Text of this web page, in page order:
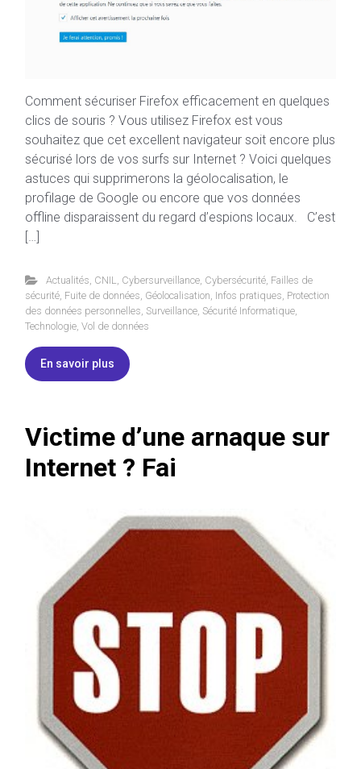
Comment sécuriser Firefox efficacement en quelques
clics de souris ? Vous utilisez Firefox est vous
souhaitez que cet excellent navigateur soit encore plus
sécurisé lors de vos surfs sur Internet ? Voici quelques
astuces qui supprimerons la géolocalisation, le
profilage de Google ou encore que vos données
offline disparaissent du regard d’espions locaux. C’est
[…]
Actualités CNIL Cybersurveillance, Cybersécurité, Failles de
sécurité Fuite de données Géolocalisation Infos pratiques Protection
des données personnelles Surveillance Sécurité Informatique
Technologie Vol de données
En savoir plus
Victime d’une arnaque sur
Internet ? Fai